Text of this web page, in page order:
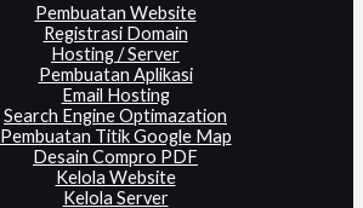
Pembuatan Website
Registrasi Domain
Hosting / Server
Pembuatan Aplikasi
Email Hosting
Search Engine Optimazation
Pembuatan Titik Google Map
Desain Compro PDF
Kelola Website
Kelola Server